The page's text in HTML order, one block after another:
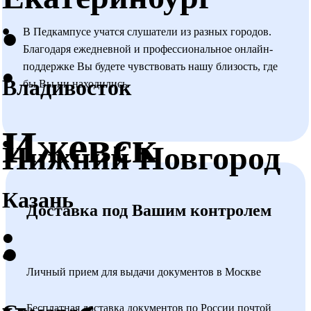
Российской Федерации» дополнительное
профессиональное образование (переподготовка и
повышение квалификации) направлено на
обеспечение соответствия квалификации человека
меняющимся условиям профессиональной
Какая стоимость и сроки обучения?
Они указаны в описании каждой образовательной
действительной или актуальной.
Смотреть стоимость
Сокращение срока обучения возможно, если в
•
Владивосток
•
Казань
•
•
Нижний Новгород
•
•
Ижевск
•
В Педкампусе учатся слушатели из разных городов.
Благодаря ежедневной и профессиональное онлайн-
поддержке Вы будете чувствовать нашу близость, где
бы Вы ни находились.
Доставка под Вашим контролем
Личный прием для выдачи документов в Москве
Бесплатная доставка документов по России почтой